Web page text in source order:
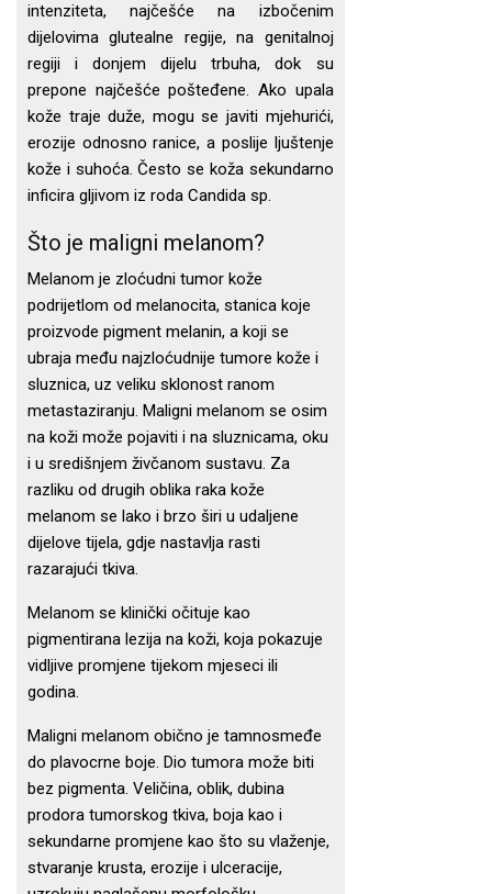
intenziteta, najčešće na izbočenim
dijelovima glutealne regije, na genitalnoj
regiji i donjem dijelu trbuha, dok su
prepone najčešće pošteđene. Ako upala
kože traje duže, mogu se javiti mjehurići,
erozije odnosno ranice, a poslije ljuštenje
kože i suhoća. Često se koža sekundarno
inficira gljivom iz roda Candida sp.
Što je maligni melanom?
Melanom je zloćudni tumor kože
podrijetlom od melanocita, stanica koje
proizvode pigment melanin, a koji se
ubraja među najzloćudnije tumore kože i
sluznica, uz veliku sklonost ranom
metastaziranju. Maligni melanom se osim
na koži može pojaviti i na sluznicama, oku
i u središnjem živčanom sustavu. Za
razliku od drugih oblika raka kože
melanom se lako i brzo širi u udaljene
dijelove tijela, gdje nastavlja rasti
razarajući tkiva.
Melanom se klinički očituje kao
pigmentirana lezija na koži, koja pokazuje
vidljive promjene tijekom mjeseci ili
godina.
Maligni melanom obično je tamnosmeđe
do plavocrne boje. Dio tumora može biti
bez pigmenta. Veličina, oblik, dubina
prodora tumorskog tkiva, boja kao i
sekundarne promjene kao što su vlaženje,
stvaranje krusta, erozije i ulceracije,